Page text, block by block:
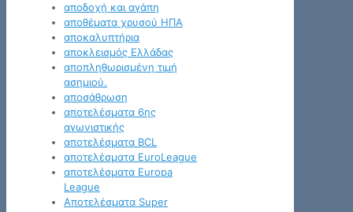
αποδοχή και αγάπη
αποθέματα χρυσού ΗΠΑ
αποκαλυπτήρια
αποκλεισμός Ελλάδας
αποπληθωρισμένη τιμή
ασημιού.
αποσάθρωση
αποτελέσματα 6ης
αγωνιστικής
αποτελέσματα BCL
αποτελέσματα EuroLeague
αποτελέσματα Europa
League
Αποτελέσματα Super